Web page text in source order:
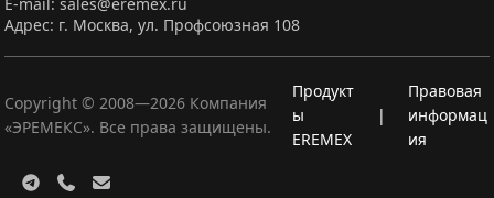
Адрес: г. Москва, ул. Профсоюзная 108
Copyright © 2008—2026 Компания
«ЭРЕМЕКС». Все права защищены.
Продукт
ы
EREMEX
|
Правовая
информац
ия